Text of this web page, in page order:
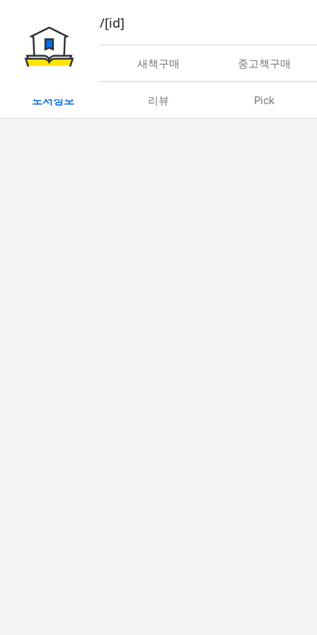
book/rent/[id]
대여 새책구매 중고책구매
도서정보 리뷰 Pick